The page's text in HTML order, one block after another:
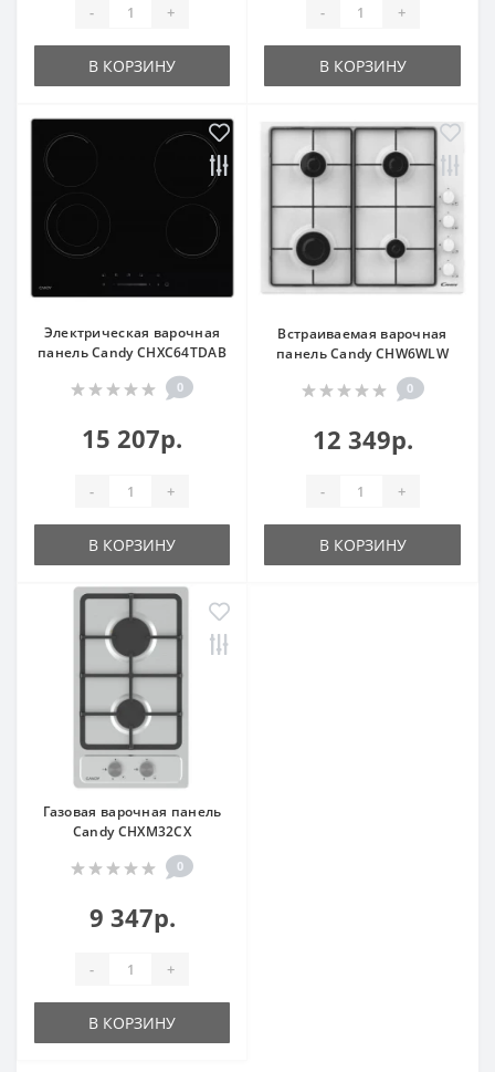
- +
В КОРЗИНУ
- +
В КОРЗИНУ
Электрическая варочная
панель Candy CHXC64TDAB
0
15 207р.
- +
В КОРЗИНУ
Встраиваемая варочная
панель Candy CHW6WLW
0
12 349р.
- +
В КОРЗИНУ
Газовая варочная панель
Candy CHXM32CX
0
9 347р.
- +
В КОРЗИНУ